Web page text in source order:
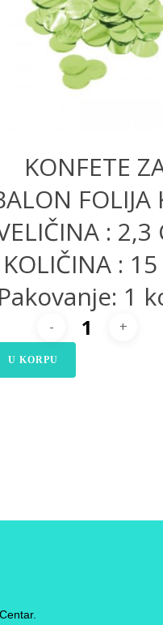
200,00RSD
KONFETE
FOLIJA
: 2,3
KOLIČINA :
Pakovanje: 1
U KORPU